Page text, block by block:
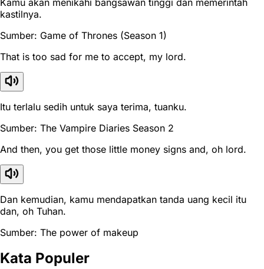
kastilnya.
Sumber: Game of Thrones (Season 1)
That is too sad for me to accept, my lord.
Itu terlalu sedih untuk saya terima, tuanku.
Sumber: The Vampire Diaries Season 2
And then, you get those little money signs and, oh lord.
Dan kemudian, kamu mendapatkan tanda uang kecil itu
dan, oh Tuhan.
Sumber: The power of makeup
Kata Populer